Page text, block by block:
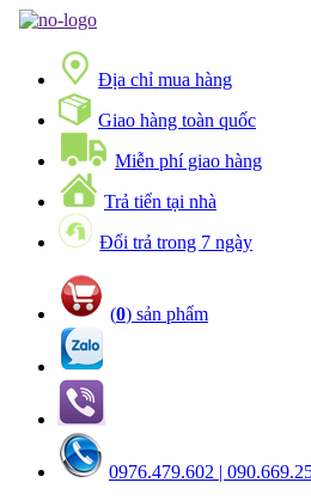
Địa chỉ mua hàng
Giao hàng toàn quốc
Miễn phí giao hàng
Trả tiển tại nhà
Đổi trả trong 7 ngày
(0) sản phẩm
0976.479.602 |